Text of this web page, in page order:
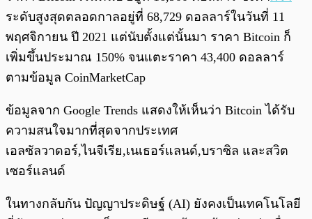
ระดับสูงสุดตลอดกาลอยู่ที่ 68,729 ดอลลาร์ในวันที่ 11
พฤศจิกายน ปี 2021 แต่นับตั้งแต่นั้นมา ราคา Bitcoin ก็
เพิ่มขึ้นประมาณ 150% จนแตะราคา 43,400 ดอลลาร์
ตามข้อมูล CoinMarketCap
ข้อมูลจาก Google Trends แสดงให้เห็นว่า Bitcoin ได้รับ
ความสนใจมากที่สุดจากประเทศ
เอลซัลวาดอร์,ไนจีเรีย,เนเธอร์แลนด์,บราซิล และสวิต
เซอร์แลนด์
ในทางกลับกัน ปัญญาประดิษฐ์ (AI) ยังคงเป็นเทคโนโลยี